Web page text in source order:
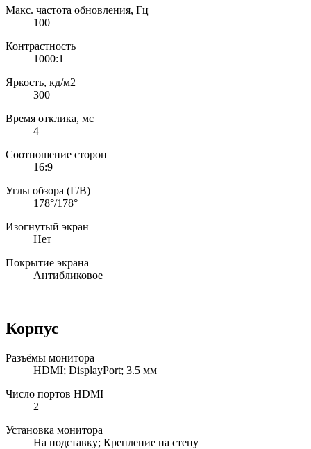
Макс. частота обновления, Гц
100
Контрастность
1000:1
Яркость, кд/м2
300
Время отклика, мс
4
Соотношение сторон
16:9
Углы обзора (Г/В)
178°/178°
Изогнутый экран
Нет
Покрытие экрана
Антибликовое
Корпус
Разъёмы монитора
HDMI; DisplayPort; 3.5 мм
Число портов HDMI
2
Установка монитора
На подставку; Крепление на стену